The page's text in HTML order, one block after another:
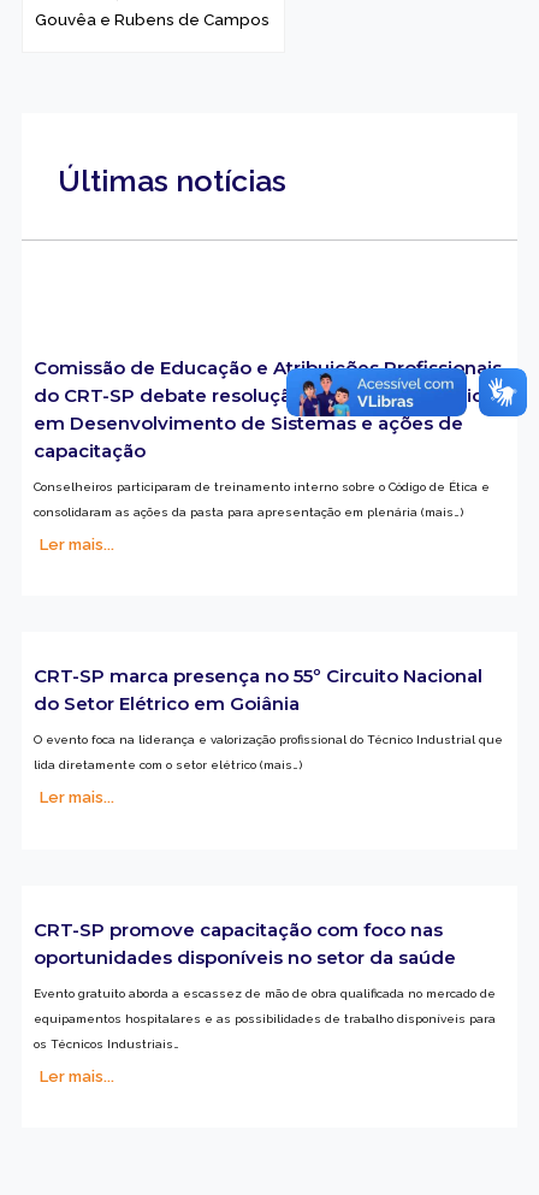
Gouvêa e Rubens de Campos
Últimas notícias
Comissão de Educação e Atribuições Profissionais
do CRT-SP debate resolução voltada aos Técnicos
em Desenvolvimento de Sistemas e ações de
capacitação
Conselheiros participaram de treinamento interno sobre o Código de Ética e
consolidaram as ações da pasta para apresentação em plenária (mais…)
Ler mais...
CRT-SP marca presença no 55º Circuito Nacional
do Setor Elétrico em Goiânia
O evento foca na liderança e valorização profissional do Técnico Industrial que
lida diretamente com o setor elétrico (mais…)
Ler mais...
CRT-SP promove capacitação com foco nas
oportunidades disponíveis no setor da saúde
Evento gratuito aborda a escassez de mão de obra qualificada no mercado de
equipamentos hospitalares e as possibilidades de trabalho disponíveis para
os Técnicos Industriais…
Ler mais...